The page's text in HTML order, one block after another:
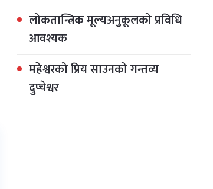
लोकतान्त्रिक मूल्यअनुकूलको प्रविधि
आवश्यक
महेश्वरको प्रिय साउनको गन्तव्य
दुप्चेश्वर